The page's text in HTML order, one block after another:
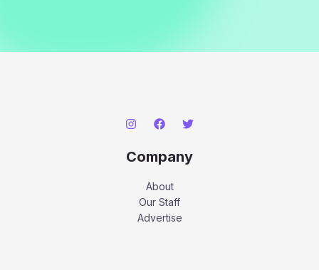
Company
About
Our Staff
Advertise